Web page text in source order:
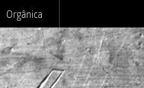
Orgânica